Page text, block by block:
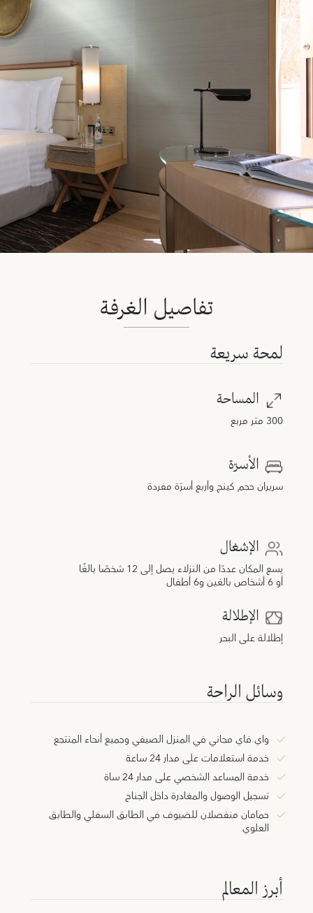
تفاصيل الغرفة
لمحة سريعة
المساحة
300 متر مربع
الأسرّة
سريران حجم كينج وأربع أسرّة مفردة
الإشغال
يسع المكان عددًا من النزلاء يصل إلى 12 شخصًا بالغًا
أو 6 أشخاص بالغين و6 أطفال
الإطلالة
إطلالة على البحر
وسائل الراحة
واي فاي مجاني في المنزل الصيفي وجميع أنحاء المنتجع
خدمة استعلامات على مدار 24 ساعة
خدمة المساعد الشخصي على مدار 24 ساة
تسجيل الوصول والمغادرة داخل الجناح
حمامان منفصلان للضيوف في الطابق السفلي والطابق
العلوي
أبرز المعالم